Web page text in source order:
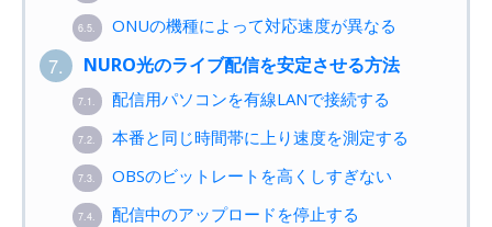
6.5. ONUの機種によって対応速度が異なる
7. NURO光のライブ配信を安定させる方法
7.1. 配信用パソコンを有線LANで接続する
7.2. 本番と同じ時間帯に上り速度を測定する
7.3. OBSのビットレートを高くしすぎない
7.4. 配信中のアップロードを停止する